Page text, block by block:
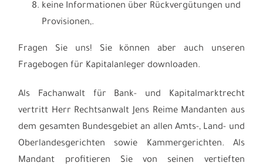
keine Informationen über Rückvergütungen und
Provisionen,.
Fragen Sie uns! Sie können aber auch unseren
Fragebogen für Kapitalanleger downloaden.
Als Fachanwalt für Bank- und Kapitalmarktrecht
vertritt Herr Rechtsanwalt Jens Reime Mandanten aus
dem gesamten Bundesgebiet an allen Amts-, Land- und
Oberlandesgerichten sowie Kammergerichten. Als
Mandant profitieren Sie von seinen vertieften